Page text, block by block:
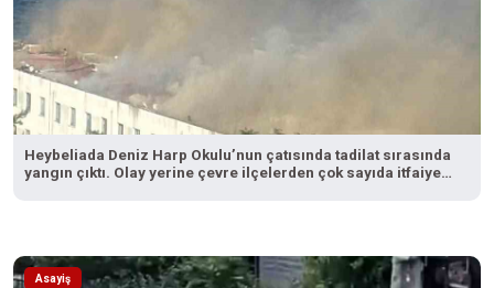
Heybeliada Deniz Harp Okulu’nun çatısında tadilat sırasında
yangın çıktı. Olay yerine çevre ilçelerden çok sayıda itfaiye
Asayiş